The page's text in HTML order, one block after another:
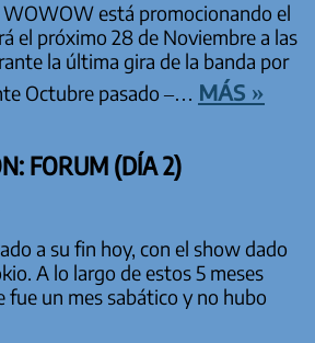
WOWOW está promocionando el
el próximo 28 de Noviembre a las
la última gira de la banda por
Octubre pasado –… más »
FORUM (DÍA 2)
a su fin hoy, con el show dado
A lo largo de estos 5 meses
fue un mes sabático y no hubo